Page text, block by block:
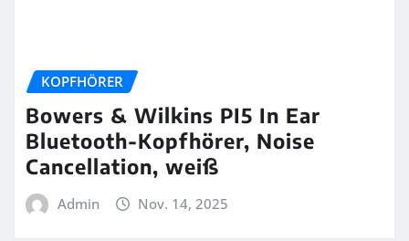
KOPFHÖRER
Bowers & Wilkins PI5 In Ear
Bluetooth-Kopfhörer, Noise
Cancellation, weiß
Admin Nov. 14, 2025